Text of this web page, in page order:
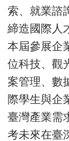
索、就業諮
締造國際人
本屆參展企
位科技、觀
案管理、數
際學生與企
臺灣產業需
考未來在臺